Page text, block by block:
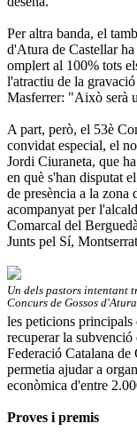
Per altra banda, el
d'Atura de Castellar
omplert al 100% tots
l'atractiu de la
Masferrer: "Això serà
A part, però, el 53è
convidat especial, el
Jordi Ciuraneta, que
en què s'han disputat
de presència a la zona
acompanyat per
Comarcal del
Junts pel Sí,
Un dels pastors intentant
Concurs de Gossos
les peticions principals
recuperar la subvenció
Federació Catalana
permetia ajudar a
econòmica d'entre
Proves i premis